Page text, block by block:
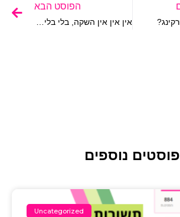
הפוסט הבא
אין אין אין השקה, בלי בלי בלי הכנה
פוסטים נוספים
Uncategorized